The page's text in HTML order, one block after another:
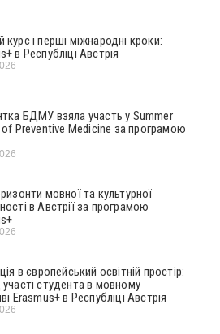
і перші міжнародні кроки:
в Республіці Австрія
БДМУ взяла участь у Summer
Preventive Medicine за програмою
мовної та культурної
в Австрії за програмою
в європейський освітній простір:
участі студента в мовному
Erasmus+ в Республіці Австрія